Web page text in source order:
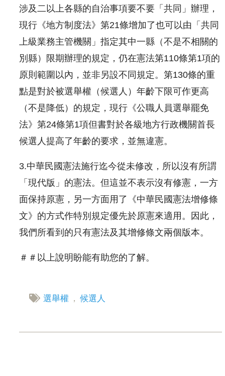
涉及二以上各縣的自治事項要不要「共同」辦理，
現行《地方制度法》第21條增加了也可以由「共同
上級業務主管機關」指定其中一縣（不是不相關的
別縣）限期辦理的規定，仍在憲法第110條第1項的
原則範圍以內，並非另設不同規定。第130條的重
點是對於被選舉權（候選人）年齡下限可作更高
（不是降低）的規定，現行《公職人員選舉罷免
法》第24條第1項但書對於各級地方行政機關首長
候選人提高了年齡的要求，並無違憲。
3.中華民國憲法施行迄今從未修改，所以沒有所謂
「現代版」的憲法。但這並不表示沒有修憲，一方
面保持原憲，另一方面用了《中華民國憲法增修條
文》的方式作特別規定優先於原憲來適用。因此，
我們所看到的只有憲法及其增修條文兩個版本。
＃＃以上說明盼能有助您的了解。
選舉權 ， 候選人